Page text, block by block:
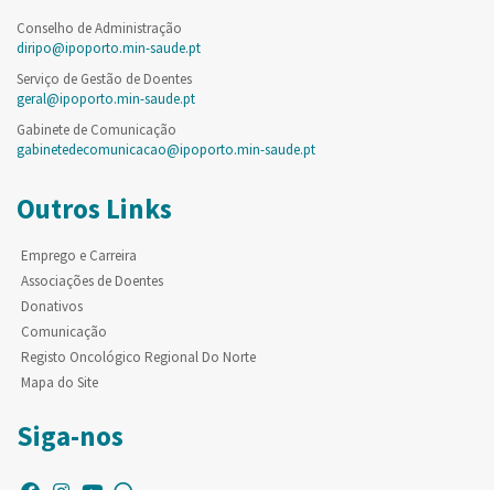
Conselho de Administração
diripo@ipoporto.min-saude.pt
Serviço de Gestão de Doentes
geral@ipoporto.min-saude.pt
Gabinete de Comunicação
gabinetedecomunicacao@ipoporto.min-saude.pt
Outros Links
Emprego e Carreira
Associações de Doentes
Donativos
Comunicação
Registo Oncológico Regional Do Norte
Mapa do Site
Siga-nos